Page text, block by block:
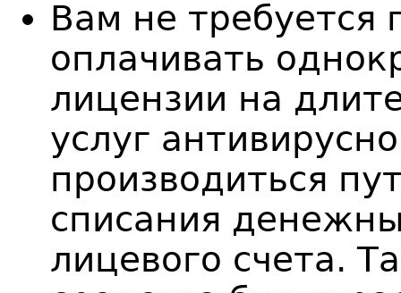
Вам не требуется
оплачивать
лицензии на
услуг
производиться
списания
лицевого счета.